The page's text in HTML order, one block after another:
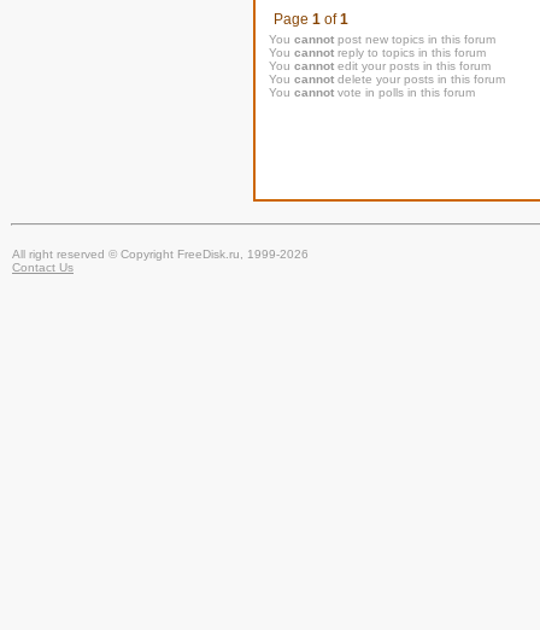
Page 1 of1
You cannot post new topics in this forum
You cannot reply to topics in this forum
You cannot edit your posts in this forum
You cannot delete your posts in this forum
You cannot vote in polls in this forum
All right reserved © Copyright FreeDisk.ru, 1999-2026
Contact Us